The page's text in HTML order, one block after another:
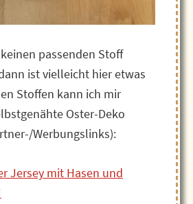
passenden Stoff
ist vielleicht hier etwas
Stoffen kann ich mir
Oster-Deko
Werbungslinks):
Jersey mit Hasen und